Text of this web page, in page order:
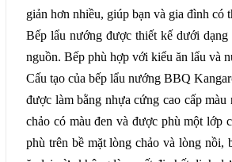
giản hơn nhiều, giúp bạn và gia đình có
Bếp lẩu nướng được thiết kế dưới
nguồn. Bếp phù hợp với kiểu ăn lẩu và
Cấu tạo của bếp lẩu nướng BBQ
được làm bằng nhựa cứng cao cấp
chảo có màu đen và được phù một lớp
phù trên bề mặt lòng chảo và lòng